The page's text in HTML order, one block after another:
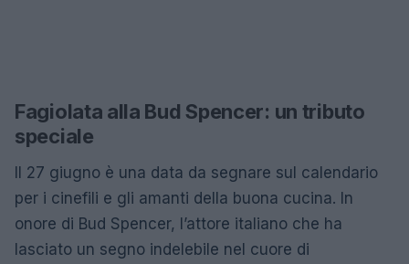
Fagiolata alla Bud Spencer: un tributo
speciale
Il 27 giugno è una data da segnare sul calendario
per i cinefili e gli amanti della buona cucina. In
onore di Bud Spencer, l’attore italiano che ha
lasciato un segno indelebile nel cuore di